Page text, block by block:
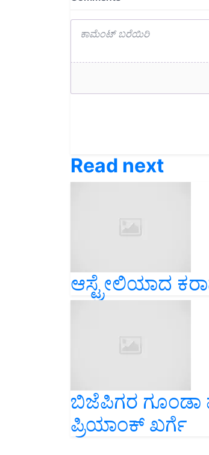
ಆಸ್ಟ್ರೇಲಿಯಾದ
ಬಿಜೆಪಿಗರ ಗೂಂಡಾ
ಪ್ರಿಯಾಂಕ್‌ ಖರ್ಗೆ